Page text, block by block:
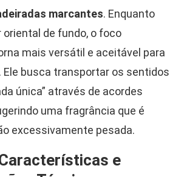
marcantes. Enquanto
de fundo, o foco
mais versátil e aceitável para
Ele busca transportar os sentidos
única” através de acordes
uma fragrância que é
excessivamente pesada.
e